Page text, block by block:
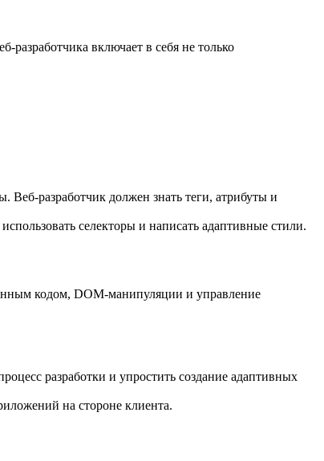
включает в себя не только
Веб-разработчик должен знать теги, атрибуты и
селекторы и написать адаптивные стили.
кодом, DOM-манипуляции и управление
разработки и упростить создание адаптивных
на стороне клиента.